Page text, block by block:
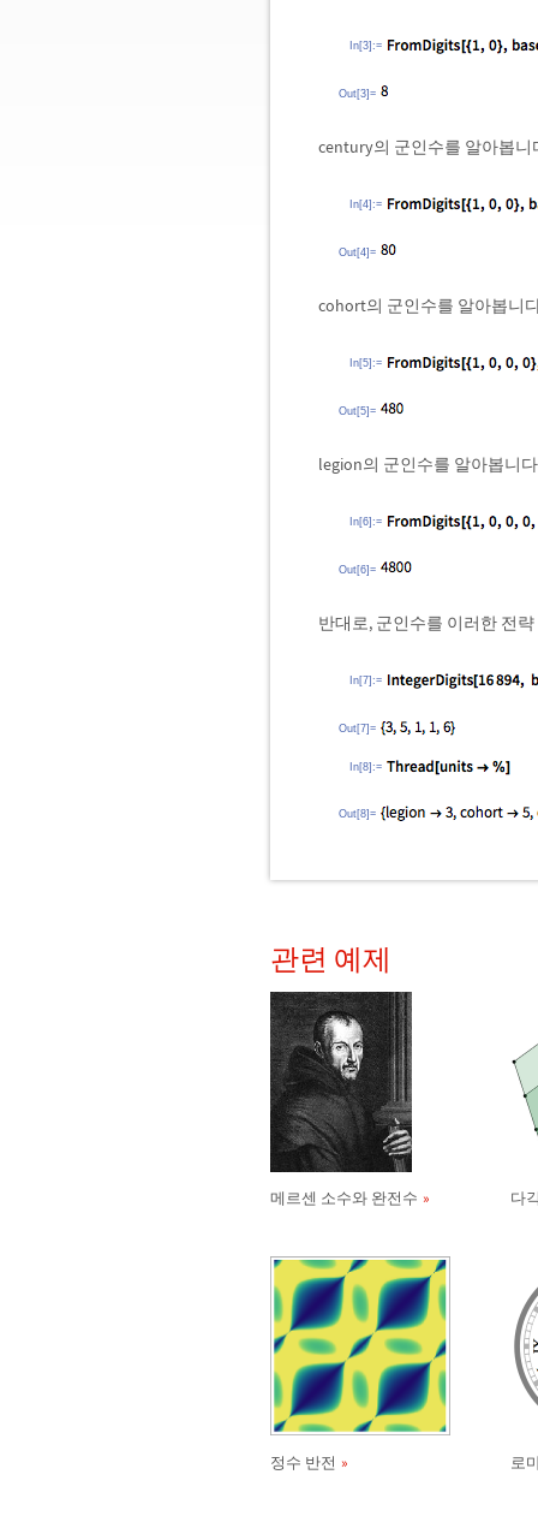
In[3]:=
Out[3]=
century의 군인수를 알아봅니
In[4]:=
Out[4]=
cohort의 군인수를 알아봅니
In[5]:=
Out[5]=
legion의 군인수를 알아봅니
In[6]:=
Out[6]=
반대로, 군인수를 이러한 전
In[7]:=
Out[7]=
In[8]:=
Out[8]=
관련 예제
메르센 소수와 완전수 다
정수 반전 로